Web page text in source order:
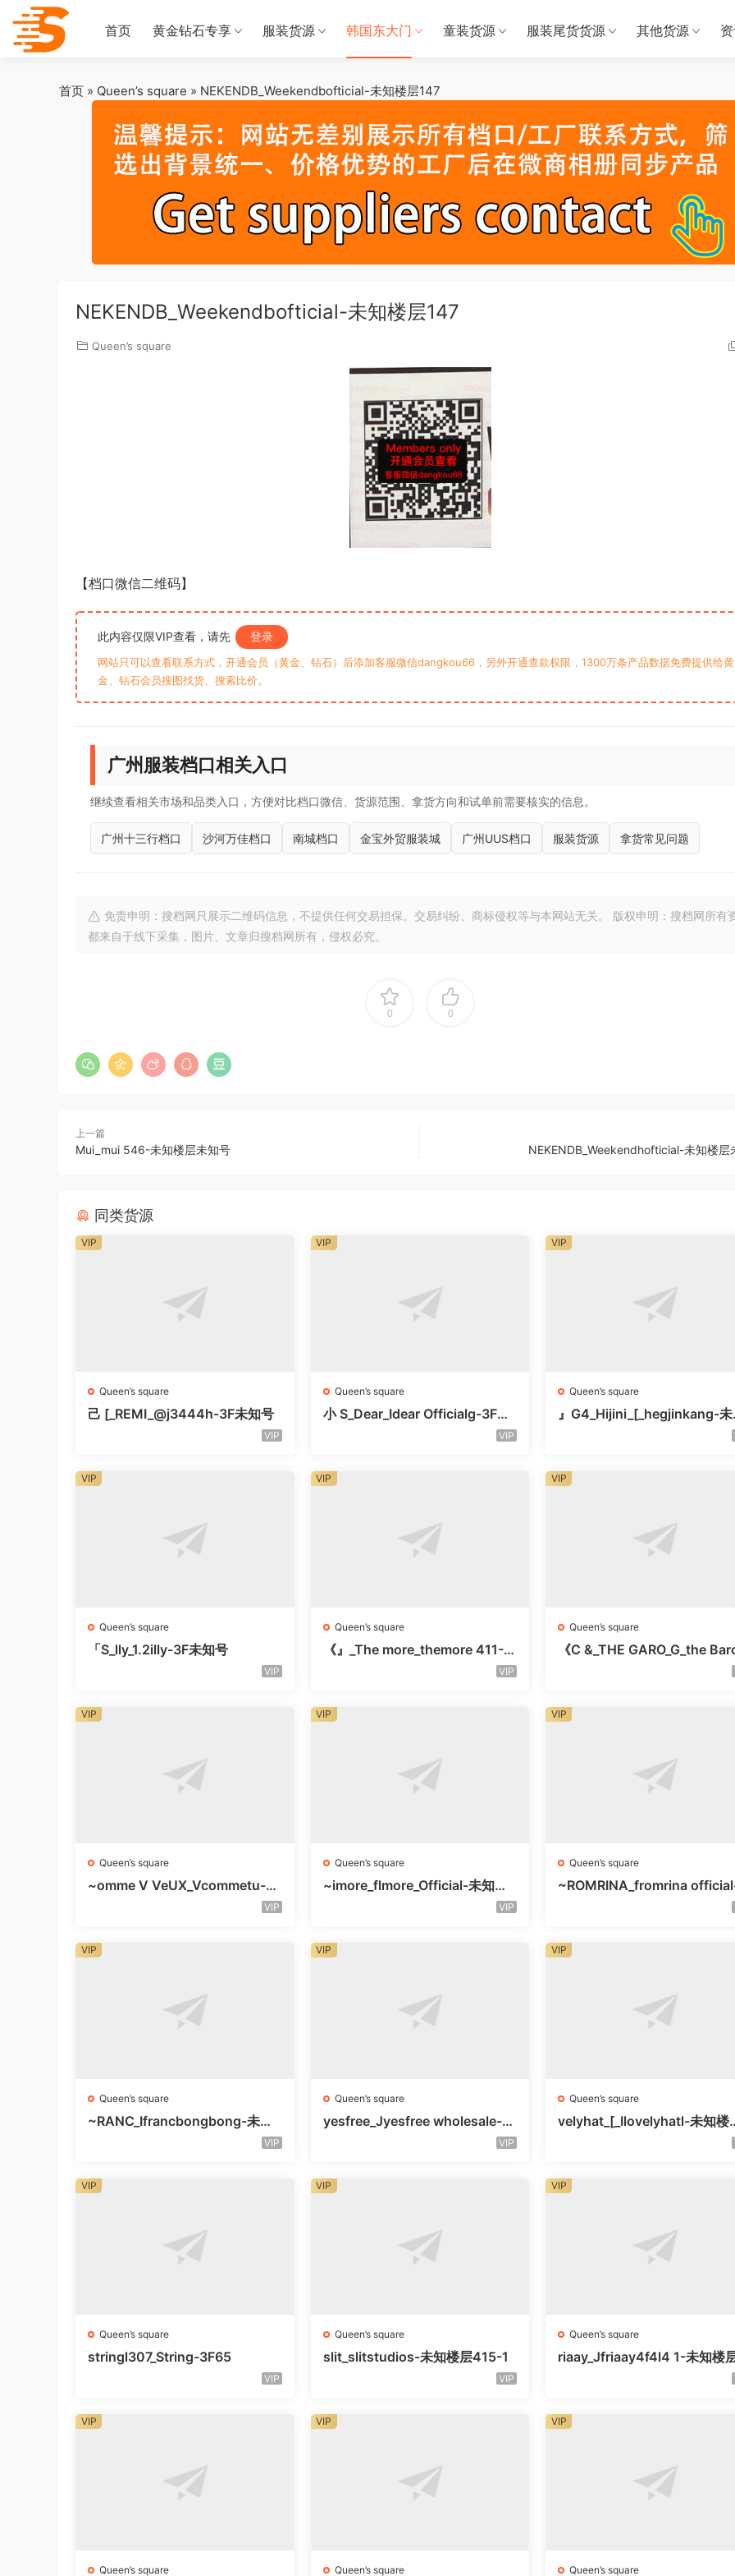
首页 黄金钻石专享 服装货源 韩国东大门 童装货源 服装尾货货源 其他货源
首页 » Queen’s square » NEKENDB_Weekendbofticial-未知楼层147
NEKENDB_Weekendbofticial-未知楼层147
Queen’s square
【档口微信二维码】
此内容仅限VIP查看，请先 登录
网站只可以查看联系方式，开通会员（黄金、钻石）后添加客服微信dangkou66，另外开通查款权限，1300万条产品数据免费提供给黄
金、钻石会员搜图找货、搜索比价。
广州服装档口相关入口
继续查看相关市场和品类入口，方便对比档口微信、货源范围、拿货方向和试单前需要核实的信息。
广州十三行档口 沙河万佳档口 南城档口 金宝外贸服装城 广州UUS档口 服装货源 拿货常见问题
免责申明：搜档网只展示二维码信息，不提供任何交易担保。交易纠纷、商标侵权等与本网站无关。 版权申明：搜档网所有
都来自于线下采集，图片、文章归搜档网所有，侵权必究。
0 0
上一篇
Mui_mui 546-未知楼层未知号 NEKENDB_Weekendhofticial-未知楼层
同类货源
Queen’s square
己 [_REMI_@j3444h-3F未知号
VIP
VIP
Queen’s square
小 S_Dear_Idear Officialg-3F未
VIP
VIP
Queen’s square
』G4_Hijini_[_hegjinkang-未
VIP
Queen’s square
「S_lly_1.2illy-3F未知号
VIP
VIP
Queen’s square
《』_The more_themore 411-未
VIP
VIP
Queen’s square
《C &_THE GARO_G_the
VIP
Queen’s square
~omme V VeUX_Vcommetu-3F
VIP
VIP
Queen’s square
~imore_flmore_Official-未知楼
VIP
VIP
Queen’s square
~ROMRINA_fromrina
VIP
Queen’s square
~RANC_Ifrancbongbong-未知
VIP
VIP
Queen’s square
yesfree_Jyesfree wholesale-未
VIP
VIP
Queen’s square
velyhat_[_Ilovelyhatl-未知楼
VIP
Queen’s square
stringl307_String-3F65
VIP
VIP
Queen’s square
slit_slitstudios-未知楼层415-1
VIP
VIP
Queen’s square
riaay_Jfriaay4f4l4 1-未知楼
VIP
Queen’s square
VIP
Queen’s square
VIP
Queen’s square
VIP